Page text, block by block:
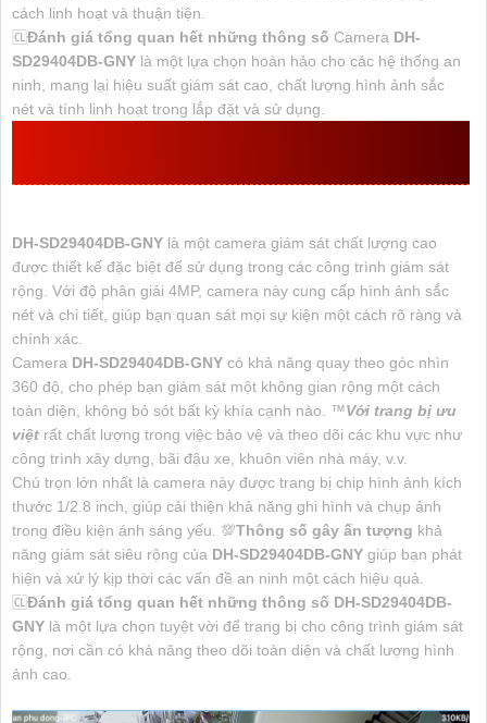
cách linh hoạt và thuận tiện.
🆑Đánh giá tổng quan hết những thông số Camera DH-
SD29404DB-GNY là một lựa chọn hoàn hảo cho các hệ thống an
ninh, mang lại hiệu suất giám sát cao, chất lượng hình ảnh sắc
nét và tính linh hoạt trong lắp đặt và sử dụng.
DH-SD29404DB-GNY là một camera giám sát chất lượng cao
được thiết kế đặc biệt để sử dụng trong các công trình giám sát
rộng. Với độ phân giải 4MP, camera này cung cấp hình ảnh sắc
nét và chi tiết, giúp bạn quan sát mọi sự kiện một cách rõ ràng và
chính xác.
Camera DH-SD29404DB-GNY có khả năng quay theo góc nhìn
360 độ, cho phép bạn giám sát một không gian rộng một cách
toàn diện, không bỏ sót bất kỳ khía cạnh nào. ™️Với trang bị ưu
việt rất chất lượng trong việc bảo vệ và theo dõi các khu vực như
công trình xây dựng, bãi đậu xe, khuôn viên nhà máy, v.v.
Chú trọn lớn nhất là camera này được trang bị chip hình ảnh kích
thước 1/2.8 inch, giúp cải thiện khả năng ghi hình và chụp ảnh
trong điều kiện ánh sáng yếu. 💯Thông số gây ấn tượng khả
năng giám sát siêu rộng của DH-SD29404DB-GNY giúp bạn phát
hiện và xử lý kịp thời các vấn đề an ninh một cách hiệu quả.
🆑Đánh giá tổng quan hết những thông số DH-SD29404DB-
GNY là một lựa chọn tuyệt vời để trang bị cho công trình giám sát
rộng, nơi cần có khả năng theo dõi toàn diện và chất lượng hình
ảnh cao.